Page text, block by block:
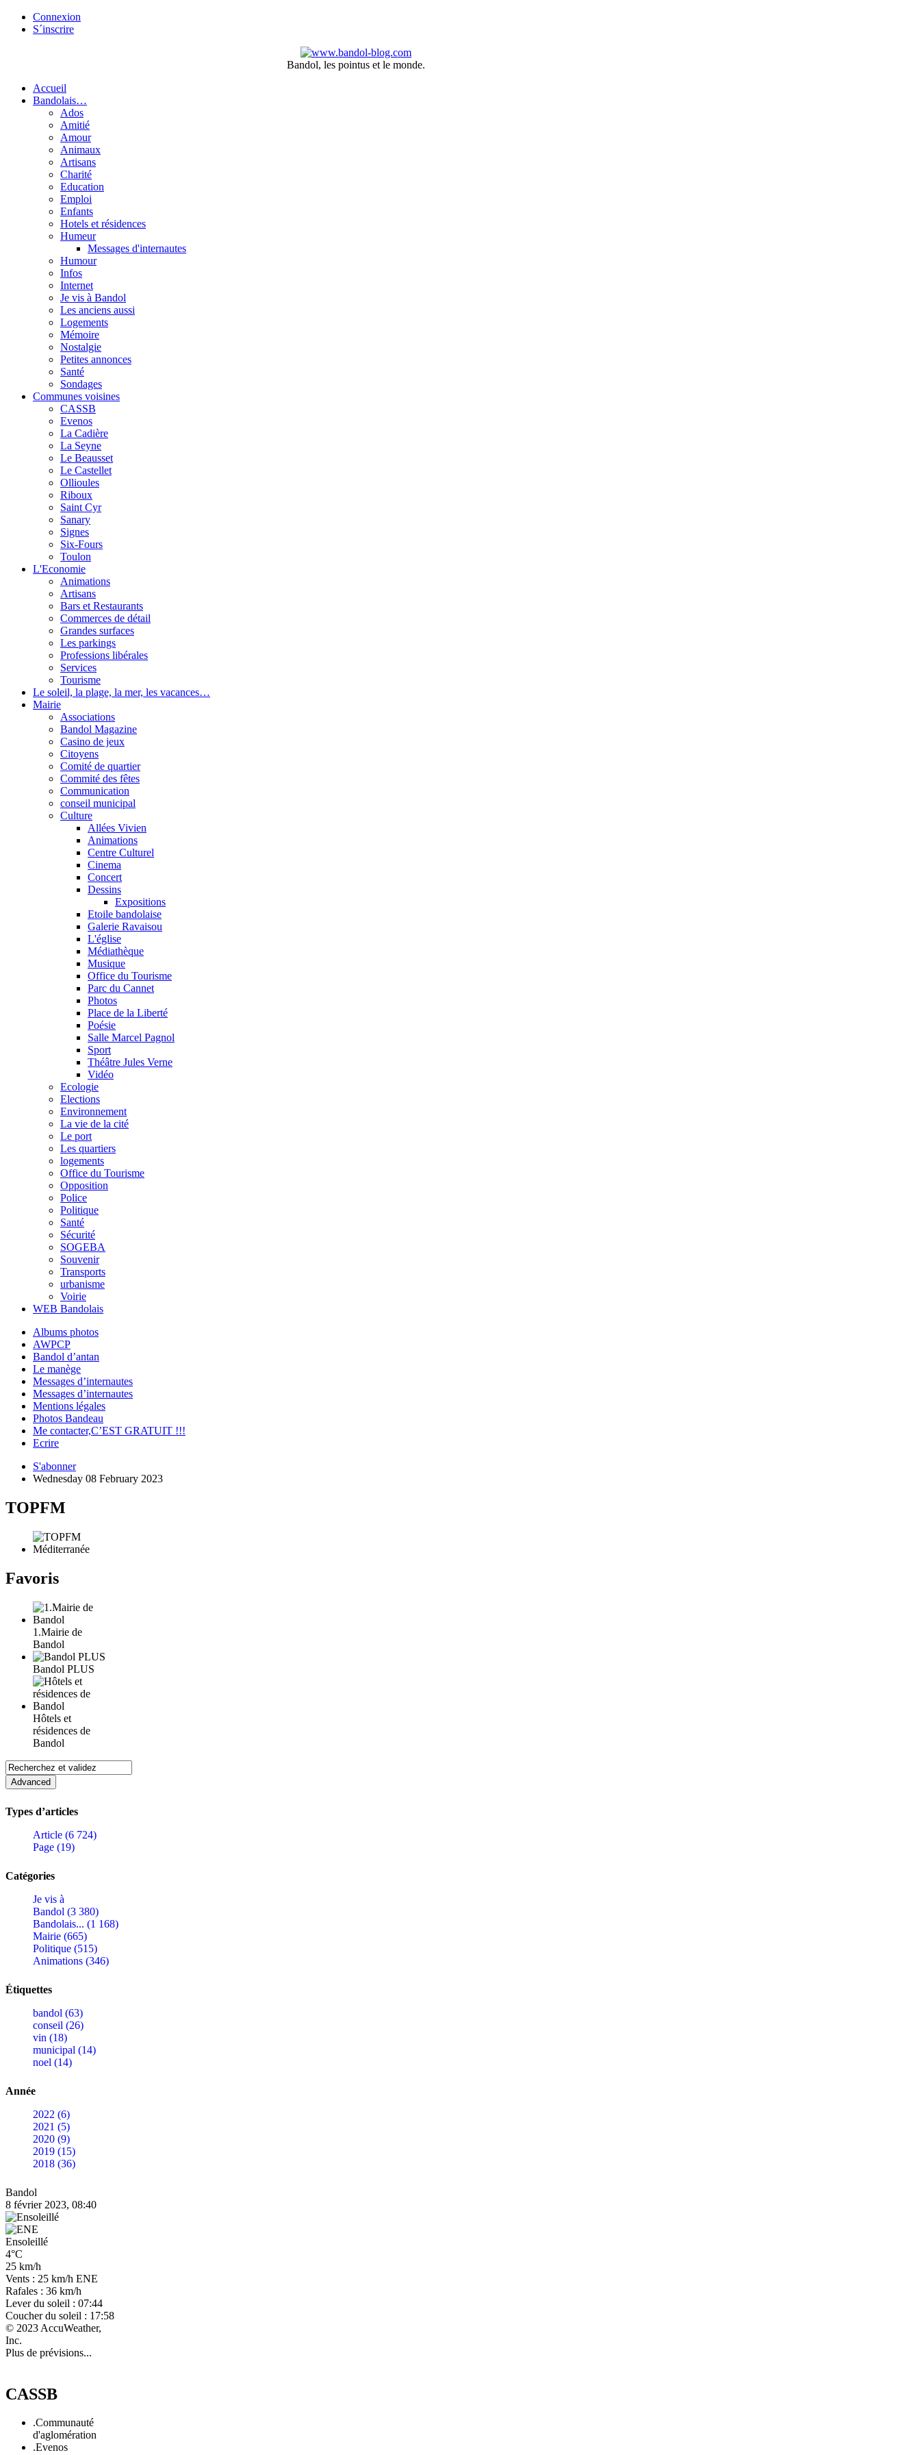
Connexion
S´inscrire
Bandol, les pointus et le monde.
Accueil
Bandolais…
Ados
Amitié
Amour
Animaux
Artisans
Charité
Education
Emploi
Enfants
Hotels et résidences
Humeur
Messages d'internautes
Humour
Infos
Internet
Je vis à Bandol
Les anciens aussi
Logements
Mémoire
Nostalgie
Petites annonces
Santé
Sondages
Communes voisines
CASSB
Evenos
La Cadière
La Seyne
Le Beausset
Le Castellet
Ollioules
Riboux
Saint Cyr
Sanary
Signes
Six-Fours
Toulon
L'Economie
Animations
Artisans
Bars et Restaurants
Commerces de détail
Grandes surfaces
Les parkings
Professions libérales
Services
Tourisme
Le soleil, la plage, la mer, les vacances…
Mairie
Associations
Bandol Magazine
Casino de jeux
Citoyens
Comité de quartier
Commité des fêtes
Communication
conseil municipal
Culture
Allées Vivien
Animations
Centre Culturel
Cinema
Concert
Dessins
Expositions
Etoile bandolaise
Galerie Ravaisou
L'église
Médiathèque
Musique
Office du Tourisme
Parc du Cannet
Photos
Place de la Liberté
Poésie
Salle Marcel Pagnol
Sport
Théâtre Jules Verne
Vidéo
Ecologie
Elections
Environnement
La vie de la cité
Le port
Les quartiers
logements
Office du Tourisme
Opposition
Police
Politique
Santé
Sécurité
SOGEBA
Souvenir
Transports
urbanisme
Voirie
WEB Bandolais
Albums photos
AWPCP
Bandol d’antan
Le manège
Messages d’internautes
Messages d’internautes
Mentions légales
Photos Bandeau
Me contacter,C’EST GRATUIT !!!
Ecrire
S'abonner
Wednesday 08 February 2023
TOPFM
Favoris
1.Mairie de
Bandol
Bandol PLUS
Hôtels et
résidences de
Bandol
Types d’articles
Article (6 724)
Page (19)
Catégories
Je vis à
Bandol (3 380)
Bandolais... (1 168)
Mairie (665)
Politique (515)
Animations (346)
Étiquettes
bandol (63)
conseil (26)
vin (18)
municipal (14)
noel (14)
Année
2022 (6)
2021 (5)
2020 (9)
2019 (15)
2018 (36)
Bandol
8 février 2023, 08:40
Ensoleillé
4°C
25 km/h
Vents : 25 km/h ENE
Rafales : 36 km/h
Lever du soleil : 07:44
Coucher du soleil : 17:58
© 2023 AccuWeather,
Inc.
Plus de prévisions...
CASSB
.Communauté
d'aglomération
.Evenos